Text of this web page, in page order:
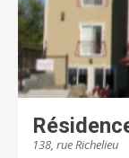
138, rue Richelieu